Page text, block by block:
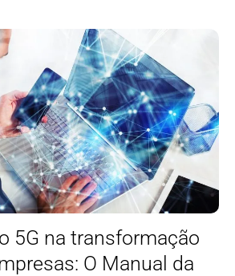
5G na transformação
O Manual da